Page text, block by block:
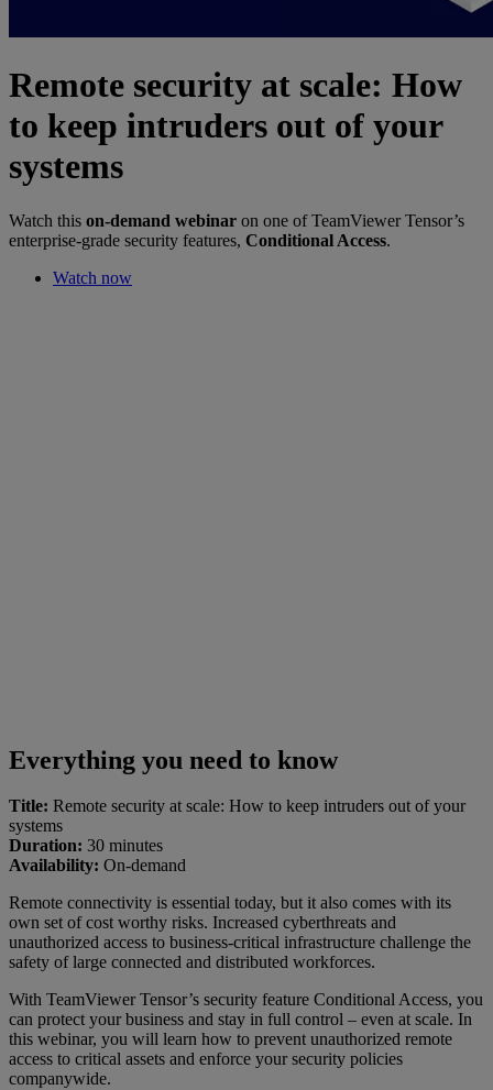
Remote security at scale: How
to keep intruders out of your
systems
Watch this on-demand webinar on one of TeamViewer Tensor’s
enterprise-grade security features, Conditional Access.
Watch now
Everything you need to know
Title: Remote security at scale: How to keep intruders out of your
systems
Duration: 30 minutes
Availability: On-demand
Remote connectivity is essential today, but it also comes with its
own set of cost worthy risks. Increased cyberthreats and
unauthorized access to business-critical infrastructure challenge the
safety of large connected and distributed workforces.
With TeamViewer Tensor’s security feature Conditional Access, you
can protect your business and stay in full control – even at scale. In
this webinar, you will learn how to prevent unauthorized remote
access to critical assets and enforce your security policies
companywide.